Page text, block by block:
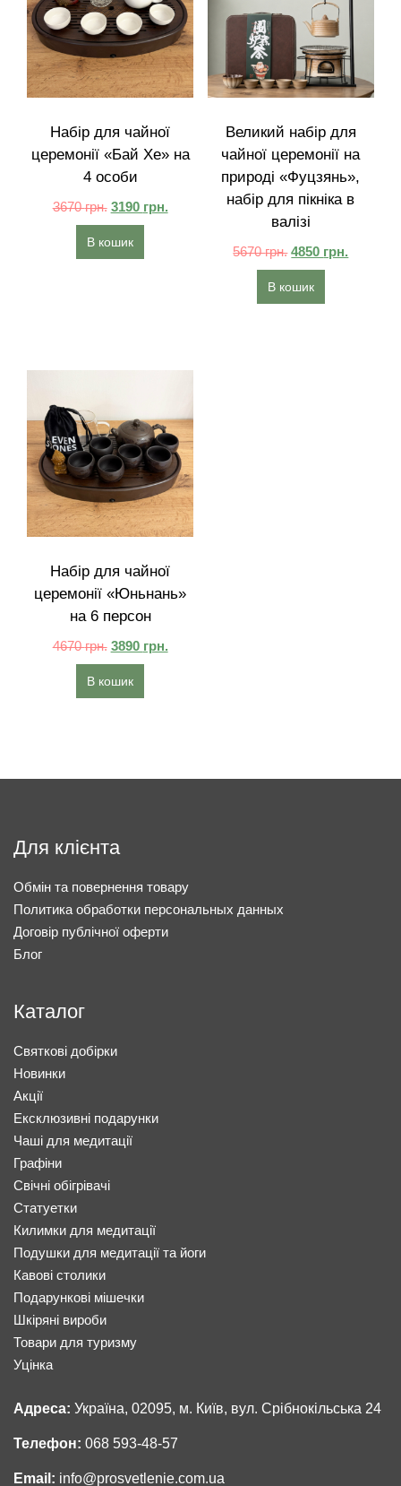
Набір для чайної
церемонії «Бай Хе» на
4 особи
3670грн. 3190 грн.
В кошик
Великий набір для
чайної церемонії на
природі «Фуцзянь»,
набір для пікніка в
валізі
5670грн. 4850 грн.
В кошик
Набір для чайної
церемонії «Юньнань»
на 6 персон
4670грн. 3890 грн.
В кошик
Для клієнта
Обмін та повернення товару
Политика обработки персональных данных
Договір публічної оферти
Блог
Каталог
Святкові добірки
Новинки
Акції
Ексклюзивні подарунки
Чаші для медитації
Графіни
Свічні обігрівачі
Статуетки
Килимки для медитації
Подушки для медитації та йоги
Кавові столики
Подарункові мішечки
Шкіряні вироби
Товари для туризму
Уцінка
Адреса: Україна, 02095, м. Київ, вул. Срібнокільська 24
Телефон: 068 593-48-57
Email: info@prosvetlenie.com.ua